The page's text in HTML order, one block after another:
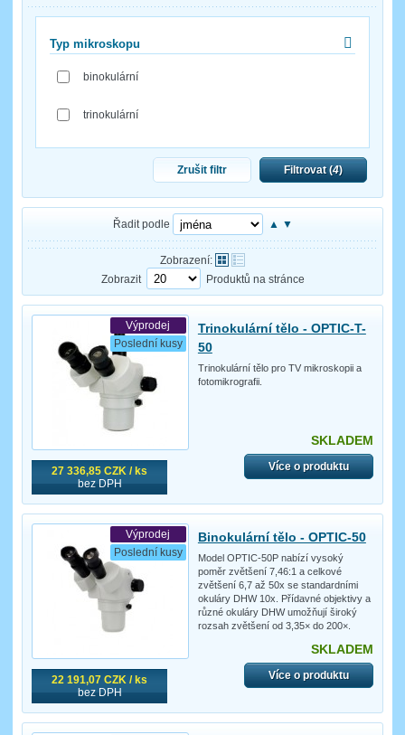
Typ mikroskopu
binokulární
trinokulární
Zrušit filtr Filtrovat (4)
Řadit podle ▲ ▼
Zobrazení:
Zobrazit
Produktů na stránce
Výprodej
Poslední kusy
27 336,85 CZK / ks
bez DPH
Trinokulární tělo - OPTIC-T-
50
Trinokulární tělo pro TV mikroskopii a
fotomikrografii.
SKLADEM
Více o produktu
Výprodej
Poslední kusy
22 191,07 CZK / ks
bez DPH
Binokulární tělo - OPTIC-50
Model OPTIC-50P nabízí vysoký
poměr zvětšení 7,46:1 a celkové
zvětšení 6,7 až 50x se standardními
okuláry DHW 10x. Přídavné objektivy a
různé okuláry DHW umožňují široký
rozsah zvětšení od 3,35× do 200×.
SKLADEM
Více o produktu